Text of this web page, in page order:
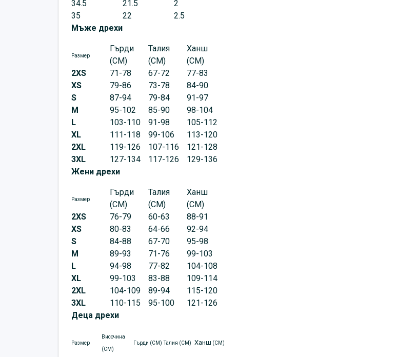
34.5
21.5
2
35
22
2.5
Мъже дрехи
Размер
Гърди
(CM)
Талия
(CM)
Ханш
(CM)
2XS
71-78 67-72
77-83
XS
79-86 73-78
84-90
S
87-94 79-84
91-97
M
95-102 85-90
98-104
L
103-110 91-98
105-112
XL
111-118 99-106
113-120
2XL
119-126 107-116
121-128
3XL
127-134 117-126
129-136
Жени дрехи
Размер
Гърди
(CM)
Талия
(CM)
Ханш
(CM)
2XS
76-79 60-63
88-91
XS
80-83 64-66
92-94
S
84-88 67-70
95-98
M
89-93 71-76
99-103
L
94-98 77-82
104-108
XL
99-103 83-88
109-114
2XL
104-109 89-94
115-120
3XL
110-115 95-100
121-126
Деца дрехи
Размер
Височина
(CM)
Гърди (CM) Талия (CM) Ханш (CM)